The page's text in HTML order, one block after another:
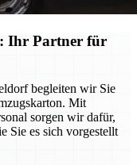
Ihr Partner für
begleiten wir Sie
Mit
sorgen wir dafür,
Sie es sich vorgestellt